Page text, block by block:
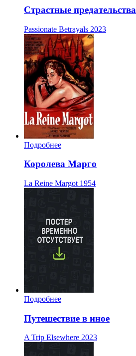
Страстные предательства
Passionate Betrayals 2023
Подробнее
Королева Марго
La Reine Margot 1954
Подробнее
Путешествие в иное
A Trip Elsewhere 2023